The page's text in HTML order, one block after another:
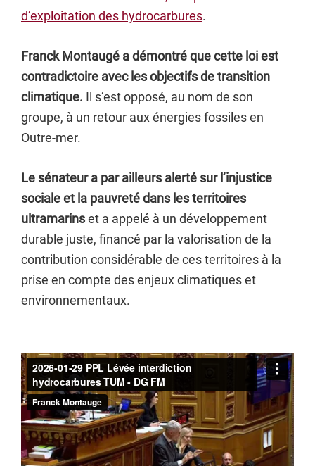
d’exploitation des hydrocarbures.
Franck Montaugé a démontré que cette loi est
contradictoire avec les objectifs de transition
climatique. Il s’est opposé, au nom de son
groupe, à un retour aux énergies fossiles en
Outre-mer.
Le sénateur a par ailleurs alerté sur l’injustice
sociale et la pauvreté dans les territoires
ultramarinset a appelé à un développement
durable juste, financé par la valorisation de la
contribution considérable de ces territoires à la
prise en compte des enjeux climatiques et
environnementaux.